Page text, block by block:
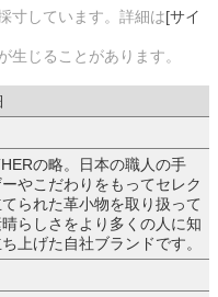
寸しています。詳細は[サイ
生じることがあります。
の略。日本の職人の手
やこだわりをもってセレク
られた革小物を取り扱って
らしさをより多くの人に知
上げた自社ブランドです。